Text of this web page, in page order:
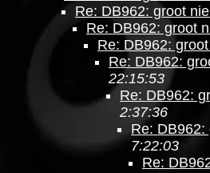
Re: DB962: groot
Re: DB962: groot
Re: DB962:
Re: DB962:
22:15:53
Re: DB962:
2:37:36
Re: DB962:
7:22:03
Re: